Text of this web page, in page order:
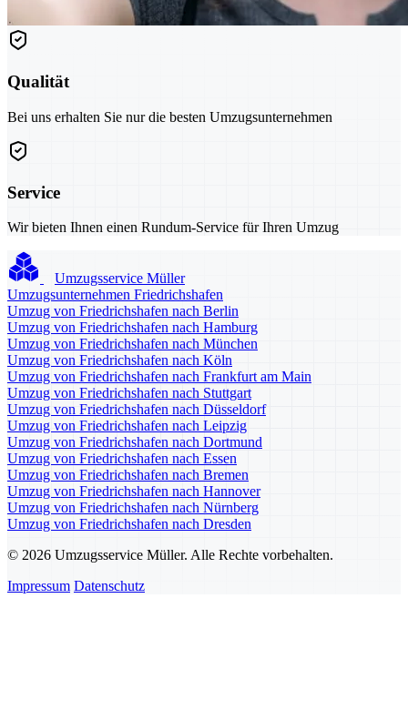
Qualität
Bei uns erhalten Sie nur die besten Umzugsunternehmen
Service
Wir bieten Ihnen einen Rundum-Service für Ihren Umzug
Umzugsservice Müller
Umzugsunternehmen Friedrichshafen
Umzug von Friedrichshafen nach Berlin
Umzug von Friedrichshafen nach Hamburg
Umzug von Friedrichshafen nach München
Umzug von Friedrichshafen nach Köln
Umzug von Friedrichshafen nach Frankfurt am Main
Umzug von Friedrichshafen nach Stuttgart
Umzug von Friedrichshafen nach Düsseldorf
Umzug von Friedrichshafen nach Leipzig
Umzug von Friedrichshafen nach Dortmund
Umzug von Friedrichshafen nach Essen
Umzug von Friedrichshafen nach Bremen
Umzug von Friedrichshafen nach Hannover
Umzug von Friedrichshafen nach Nürnberg
Umzug von Friedrichshafen nach Dresden
© 2026 Umzugsservice Müller. Alle Rechte vorbehalten.
Impressum Datenschutz